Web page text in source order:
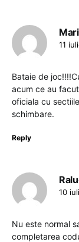
11
Bataie de
acum ce au
oficiala cu
schimbare.
Reply
10
Nu este normal
completarea